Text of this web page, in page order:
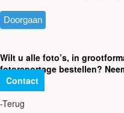
Wilt u alle foto’s, in
fotoreportage bestellen?
Contact
-Terug